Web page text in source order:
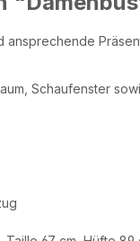
ansprechende
Schaufenster